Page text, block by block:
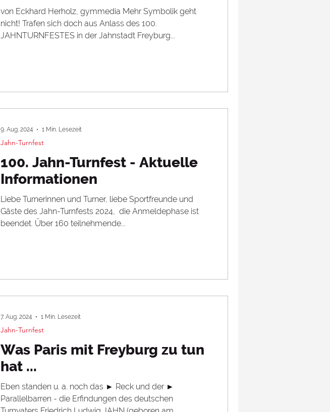
von Eckhard Herholz, gymmedia Mehr Symbolik geht
nicht! Trafen sich doch aus Anlass des 100.
JAHNTURNFESTES in der Jahnstadt Freyburg...
100. Jahn-Turnfest - Aktuelle
Informationen
Liebe Turnerinnen und Turner, liebe Sportfreunde und
Gäste des Jahn-Turnfests 2024, ​ die Anmeldephase ist
beendet. Über 160 teilnehmende...
Jahn-Turnfest
9. Aug. 2024 1 Min. Lesezeit
Was Paris mit Freyburg zu tun
hat ...
Eben standen u. a. noch das ► Reck und der ►
Parallelbarren - die Erfindungen des deutschen
Jahn-Turnfest
7. Aug. 2024 1 Min. Lesezeit